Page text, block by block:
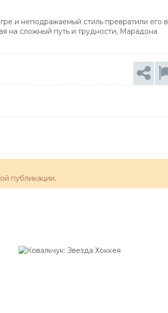
и неподражаемый стиль превратили его в
на сложный путь и трудности, Марадона
публикации.